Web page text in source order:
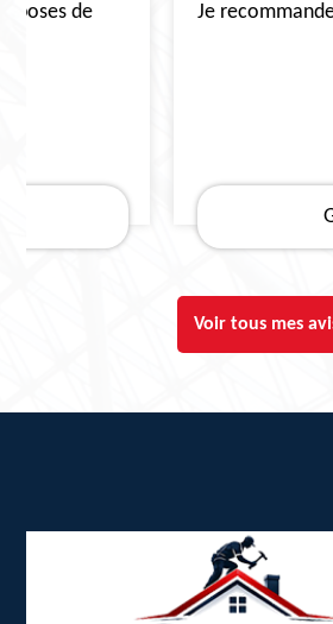
Je recommande pour le
Gaston le
Voir tous mes